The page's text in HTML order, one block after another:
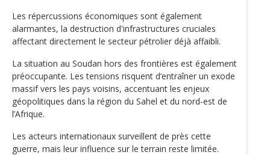
Les répercussions économiques sont également
alarmantes, la destruction d'infrastructures cruciales
affectant directement le secteur pétrolier déjà affaibli.
La situation au Soudan hors des frontières est également
préoccupante. Les tensions risquent d’entraîner un exode
massif vers les pays voisins, accentuant les enjeux
géopolitiques dans la région du Sahel et du nord-est de
l’Afrique.
Les acteurs internationaux surveillent de près cette
guerre, mais leur influence sur le terrain reste limitée.